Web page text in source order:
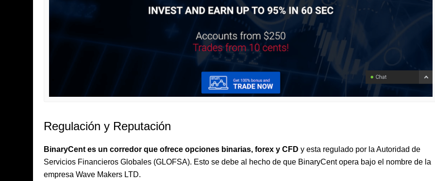
Regulación y Reputación
BinaryCent es un corredor que ofrece opciones binarias, forex y CFD y esta regulado por la Autoridad de
Servicios Financieros Globales (GLOFSA). Esto se debe al hecho de que BinaryCent opera bajo el nombre de la
empresa Wave Makers LTD.